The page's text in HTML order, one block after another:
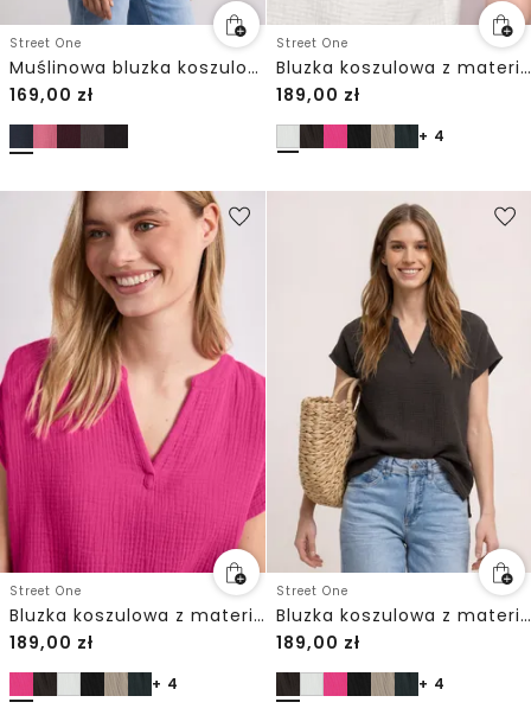
Street One
Muślinowa bluzka koszulowa z kołnierzykiem typu „bowling”
169,00 zł
Street One
Bluzka koszulowa z materiału muślinowego
189,00 zł
+ 4
Street One
Bluzka koszulowa z materiału muślinowego
189,00 zł
+ 4
Street One
Bluzka koszulowa z materiału muślinowego
189,00 zł
+ 4